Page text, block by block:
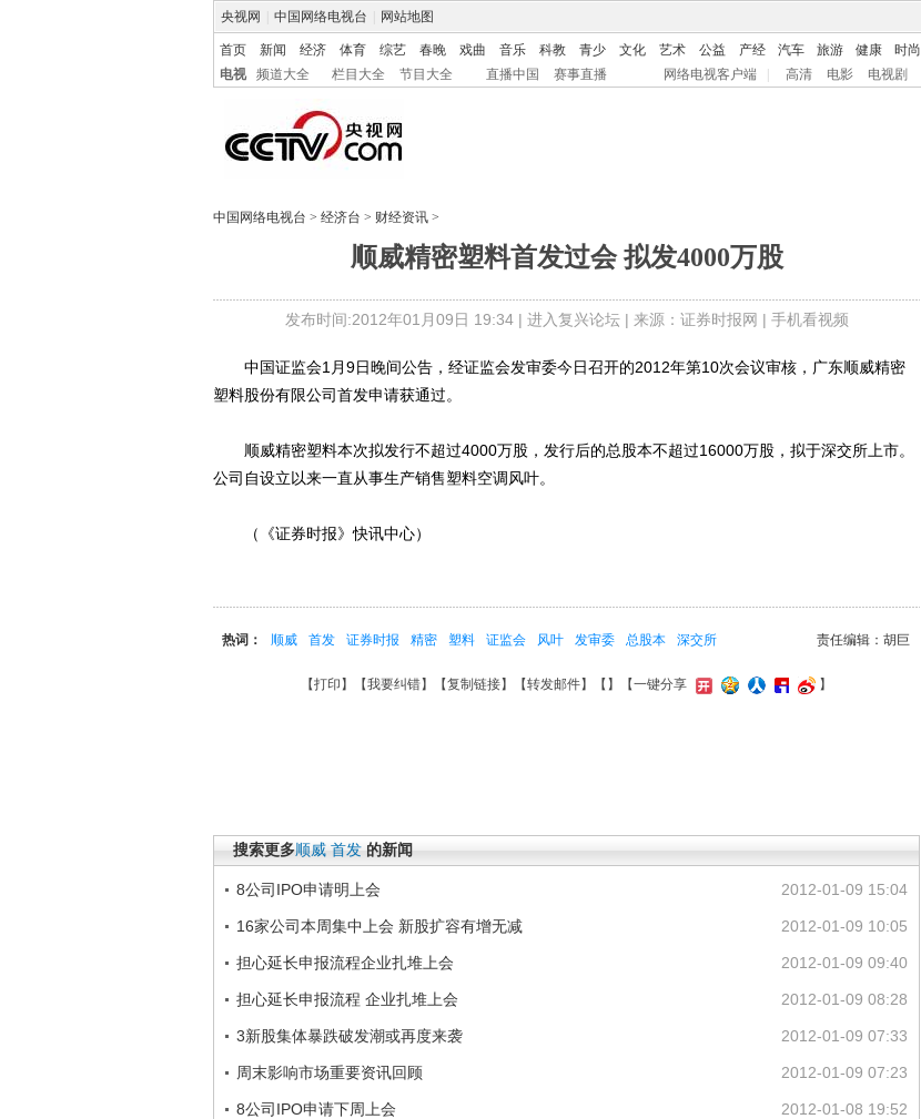
央视网 中国网络电视台 网站地图
首页 新闻 经济 体育 综艺 春晚 戏曲 音乐 科教 青少 文化 艺术 公益 产经 汽车 旅游 健康 时尚
电视
频道大全 栏目大全 节目大全 直播中国 赛事直播 网络电视客户端 高清 电影 电视剧
中国网络电视台 > 经济台 > 财经资讯 >
顺威精密塑料首发过会 拟发4000万股
发布时间:2012年01月09日 19:34 | 进入复兴论坛| 来源：证券时报网 | 手机看视频
中国证监会1月9日晚间公告，经证监会发审委今日召开的2012年第10次会议审核，广东顺威精密
塑料股份有限公司首发申请获通过。
顺威精密塑料本次拟发行不超过4000万股，发行后的总股本不超过16000万股，拟于深交所上市。
公司自设立以来一直从事生产销售塑料空调风叶。
（《证券时报》快讯中心）
责任编辑：胡巨
热词： 顺威 首发 证券时报 精密 塑料 证监会 风叶 发审委 总股本 深交所
【打印 】【我要纠错】【复制链接】【转发邮件】【 】 【一键分享 】
搜索更多顺威 首发 的新闻
2012-01-09 15:04
8公司IPO申请明上会
2012-01-09 10:05
16家公司本周集中上会 新股扩容有增无减
2012-01-09 09:40
担心延长申报流程企业扎堆上会
2012-01-09 08:28
担心延长申报流程 企业扎堆上会
2012-01-09 07:33
3新股集体暴跌破发潮或再度来袭
2012-01-09 07:23
周末影响市场重要资讯回顾
2012-01-08 19:52
8公司IPO申请下周上会